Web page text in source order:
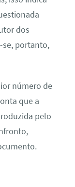
dos
se, portanto,
número de
que a
pelo